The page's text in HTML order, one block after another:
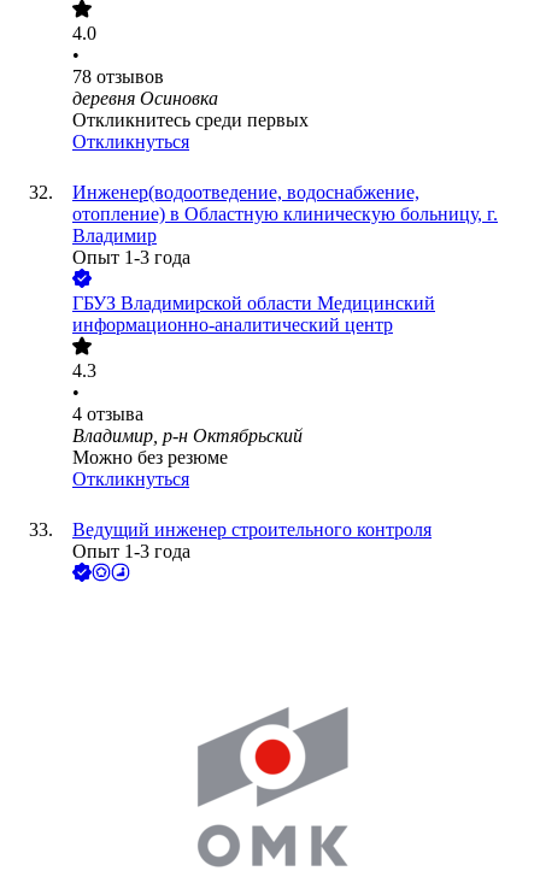
4.0
•
78 отзывов
деревня Осиновка
Откликнитесь среди первых
Откликнуться
Инженер(водоотведение, водоснабжение,
отопление) в Областную клиническую больницу, г.
Владимир
Опыт 1-3 года
ГБУЗ Владимирской области Медицинский
информационно-аналитический центр
4.3
•
4 отзыва
Владимир, р-н Октябрьский
Можно без резюме
Откликнуться
Ведущий инженер строительного контроля
Опыт 1-3 года